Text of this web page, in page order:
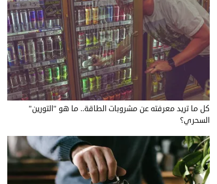
كل ما تريد معرفته عن مشروبات الطاقة.. ما هو "التورين"
السحري؟